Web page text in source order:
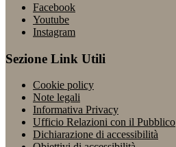
Facebook
Youtube
Instagram
Sezione Link Utili
Cookie policy
Note legali
Informativa Privacy
Ufficio Relazioni con il Pubblico
Dichiarazione di accessibilità